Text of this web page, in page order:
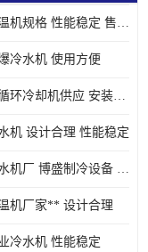
机厂家
滨州油温机规格 性能稳定 售后方便
冷水机 使用方便
烟台油循环冷却机供应 安装方便
机 设计合理 性能稳定
滨州冰水机厂 博盛制冷设备 安装方便
机厂家** 设计合理
冷水机 性能稳定